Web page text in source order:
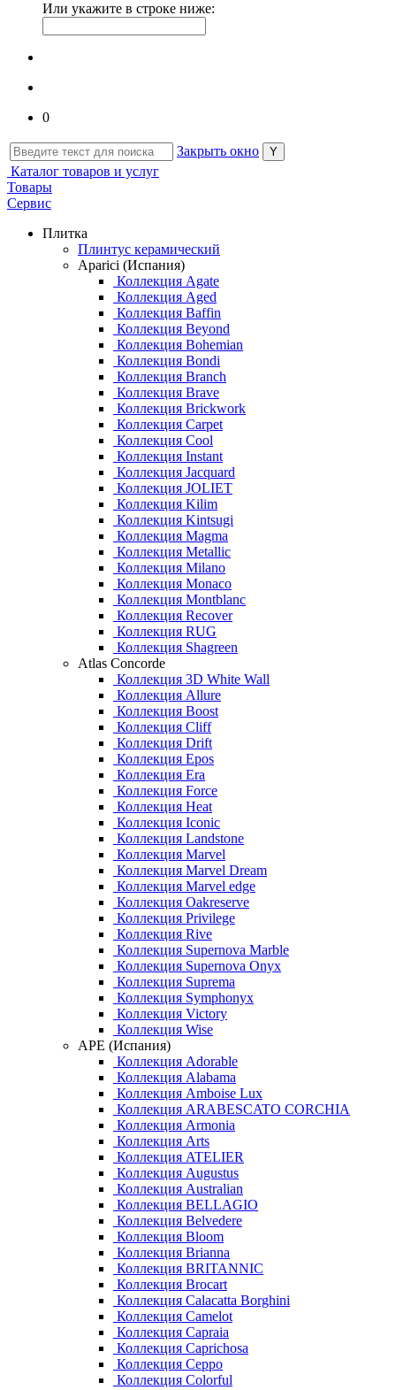
Или укажите в строке ниже:
0
Закрыть окно
Каталог товаров и услуг
Товары
Сервис
Плитка
Плинтус керамический
Aparici (Испания)
Коллекция Agate
Коллекция Aged
Коллекция Baffin
Коллекция Beyond
Коллекция Bohemian
Коллекция Bondi
Коллекция Branch
Коллекция Brave
Коллекция Brickwork
Коллекция Carpet
Коллекция Cool
Коллекция Instant
Коллекция Jacquard
Коллекция JOLIET
Коллекция Kilim
Коллекция Kintsugi
Коллекция Magma
Коллекция Metallic
Коллекция Milano
Коллекция Monaco
Коллекция Montblanc
Коллекция Recover
Коллекция RUG
Коллекция Shagreen
Atlas Concorde
Коллекция 3D White Wall
Коллекция Allure
Коллекция Boost
Коллекция Cliff
Коллекция Drift
Коллекция Epos
Коллекция Era
Коллекция Force
Коллекция Heat
Коллекция Iconic
Коллекция Landstone
Коллекция Marvel
Коллекция Marvel Dream
Коллекция Marvel edge
Коллекция Oakreserve
Коллекция Privilege
Коллекция Rive
Коллекция Supernova Marble
Коллекция Supernova Onyx
Коллекция Suprema
Коллекция Symphonyx
Коллекция Victory
Коллекция Wise
APE (Испания)
Коллекция Adorable
Коллекция Alabama
Коллекция Amboise Lux
Коллекция ARABESCATO CORCHIA
Коллекция Armonia
Коллекция Arts
Коллекция ATELIER
Коллекция Augustus
Коллекция Australian
Коллекция BELLAGIO
Коллекция Belvedere
Коллекция Bloom
Коллекция Brianna
Коллекция BRITANNIC
Коллекция Brocart
Коллекция Calacatta Borghini
Коллекция Camelot
Коллекция Capraia
Коллекция Caprichosa
Коллекция Ceppo
Коллекция Colorful